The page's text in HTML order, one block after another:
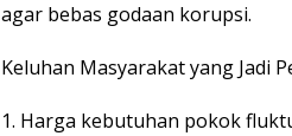
agar bebas godaan korupsi.
Keluhan Masyarakat yang Jadi
1. Harga kebutuhan pokok